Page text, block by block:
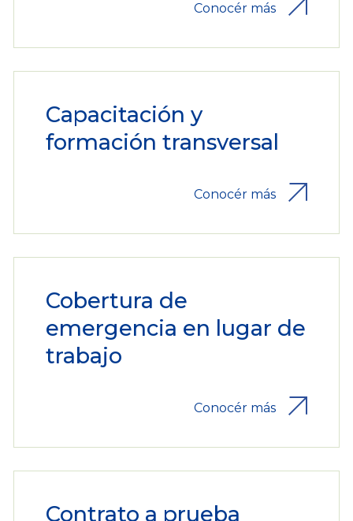
Conocér más
Capacitación y
formación transversal
Conocér más
Cobertura de
emergencia en lugar de
trabajo
Conocér más
Contrato a prueba